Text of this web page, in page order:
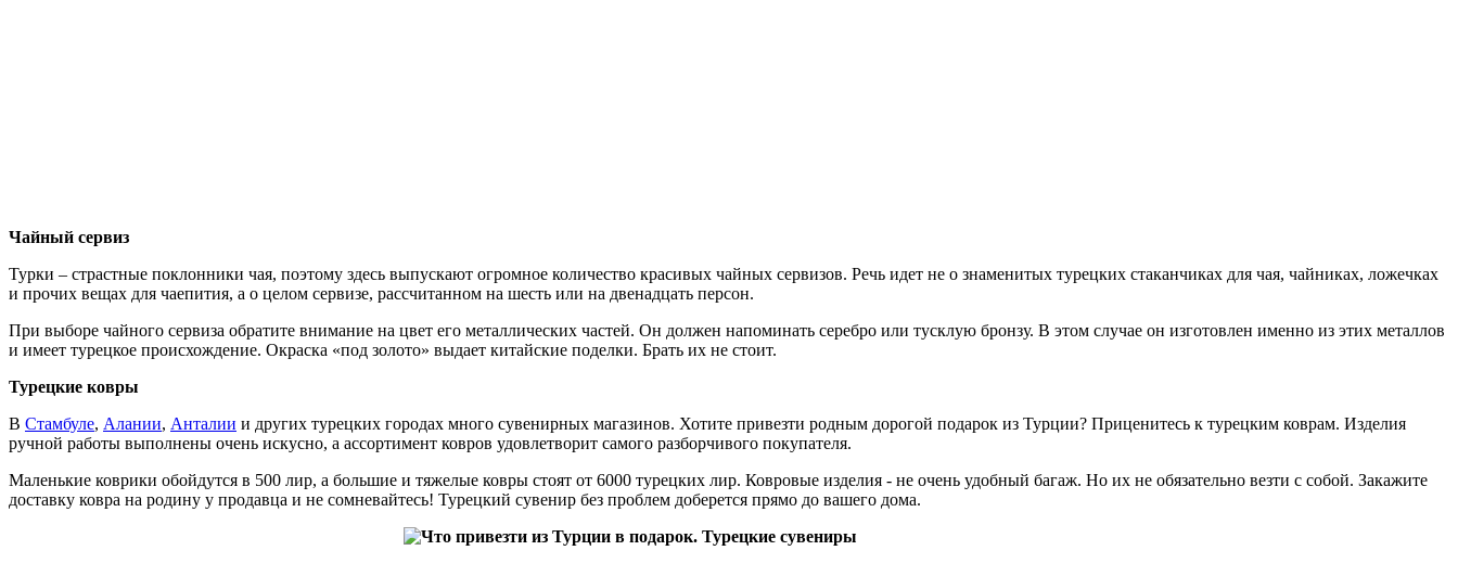
Чайный сервиз
Турки – страстные поклонники чая, поэтому здесь выпускают огромное количество красивых чайных сервизов. Речь идет не о знаменитых турецких стаканчиках для чая, чайниках, ложечках
и прочих вещах для чаепития, а о целом сервизе, рассчитанном на шесть или на двенадцать персон.
При выборе чайного сервиза обратите внимание на цвет его металлических частей. Он должен напоминать серебро или тусклую бронзу. В этом случае он изготовлен именно из этих металлов
и имеет турецкое происхождение. Окраска «под золото» выдает китайские поделки. Брать их не стоит.
Турецкие ковры
В Стамбуле, Алании, Анталии и других турецких городах много сувенирных магазинов. Хотите привезти родным дорогой подарок из Турции? Приценитесь к турецким коврам. Изделия
ручной работы выполнены очень искусно, а ассортимент ковров удовлетворит самого разборчивого покупателя.
Маленькие коврики обойдутся в 500 лир, а большие и тяжелые ковры стоят от 6000 турецких лир. Ковровые изделия - не очень удобный багаж. Но их не обязательно везти с собой. Закажите
доставку ковра на родину у продавца и не сомневайтесь! Турецкий сувенир без проблем доберется прямо до вашего дома.